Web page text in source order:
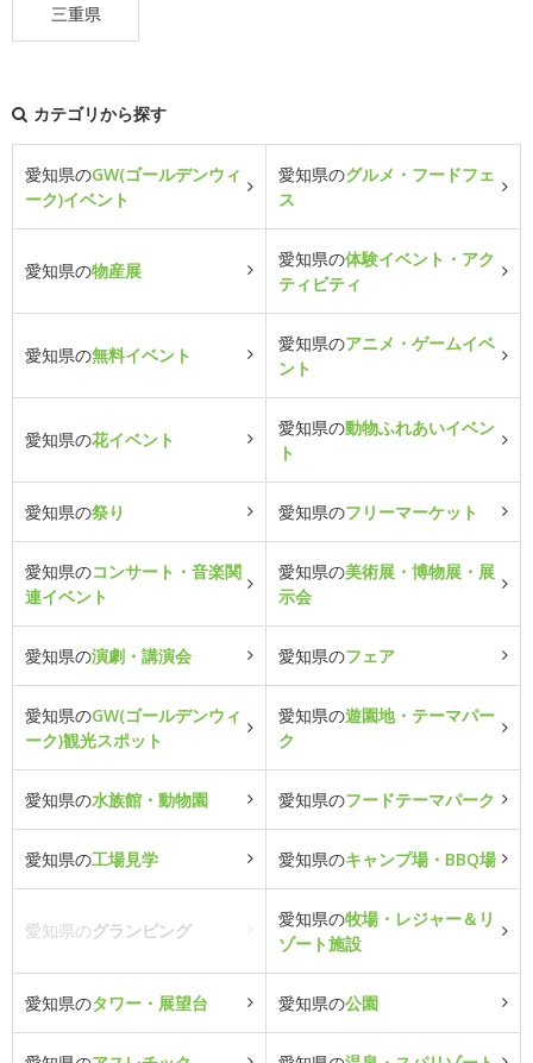
三重県
カテゴリから探す
愛知県のGW(ゴールデンウィ
ーク)イベント
愛知県のグルメ・フードフェ
ス
愛知県の物産展
愛知県の体験イベント・アク
ティビティ
愛知県の無料イベント
愛知県のアニメ・ゲームイベ
ント
愛知県の花イベント
愛知県の動物ふれあいイベン
ト
愛知県の祭り 愛知県のフリーマーケット
愛知県のコンサート・音楽関
連イベント
愛知県の美術展・博物展・展
示会
愛知県の演劇・講演会 愛知県のフェア
愛知県のGW(ゴールデンウィ
ーク)観光スポット
愛知県の遊園地・テーマパー
ク
愛知県の水族館・動物園 愛知県のフードテーマパーク
愛知県の工場見学 愛知県のキャンプ場・BBQ場
愛知県のグランピング
愛知県の牧場・レジャー＆リ
ゾート施設
愛知県のタワー・展望台 愛知県の公園